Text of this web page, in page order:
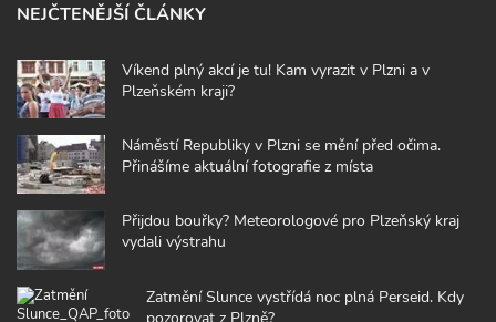
NEJČTENĚJŠÍ ČLÁNKY
Víkend plný akcí je tu! Kam vyrazit v Plzni a v
Plzeňském kraji?
Náměstí Republiky v Plzni se mění před očima.
Přinášíme aktuální fotografie z místa
Přijdou bouřky? Meteorologové pro Plzeňský kraj
vydali výstrahu
Zatmění Slunce vystřídá noc plná Perseid. Kdy
pozorovat z Plzně?